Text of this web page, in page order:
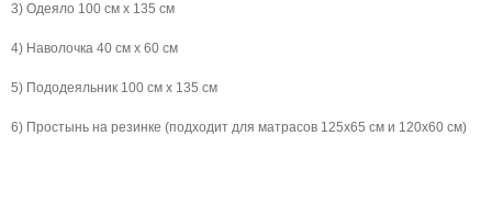
3) Одеяло 100 см х 135 см
4) Наволочка 40 см х 60 см
5) Пододеяльник 100 см х 135 см
6) Простынь на резинке (подходит для матрасов 125х65 см и 120х60 см)